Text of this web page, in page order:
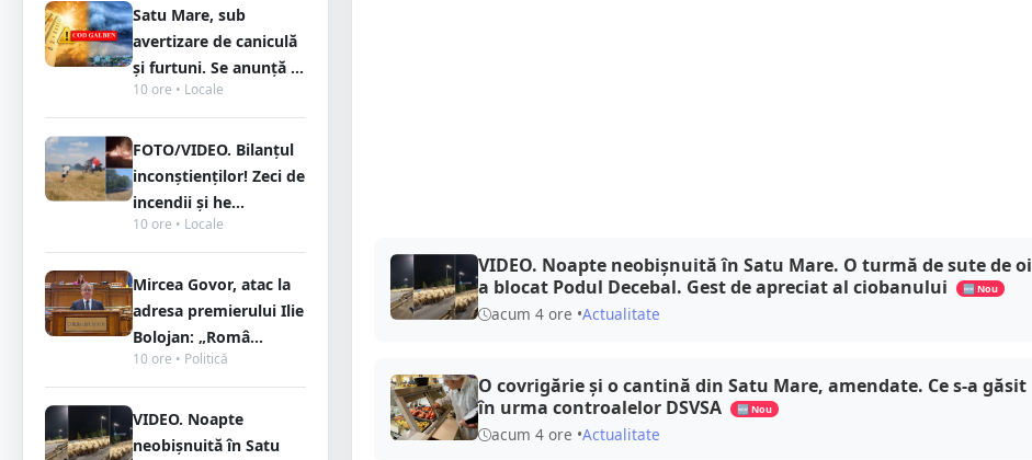
Satu Mare, sub
avertizare de caniculă
și furtuni. Se anunță ...
10 ore • Locale
FOTO/VIDEO. Bilanțul
inconștienților! Zeci de
incendii și he...
10 ore • Locale
Mircea Govor, atac la
adresa premierului Ilie
Bolojan: „Româ...
10 ore • Politică
VIDEO. Noapte
neobișnuită în Satu
VIDEO. Noapte neobișnuită în Satu Mare. O turmă de sute de oi
a blocat Podul Decebal. Gest de apreciat al ciobanului
🆕 Nou
acum 4 ore •Actualitate
O covrigărie și o cantină din Satu Mare, amendate. Ce s-a găsit
în urma controalelor DSVSA
🆕 Nou
acum 4 ore •Actualitate